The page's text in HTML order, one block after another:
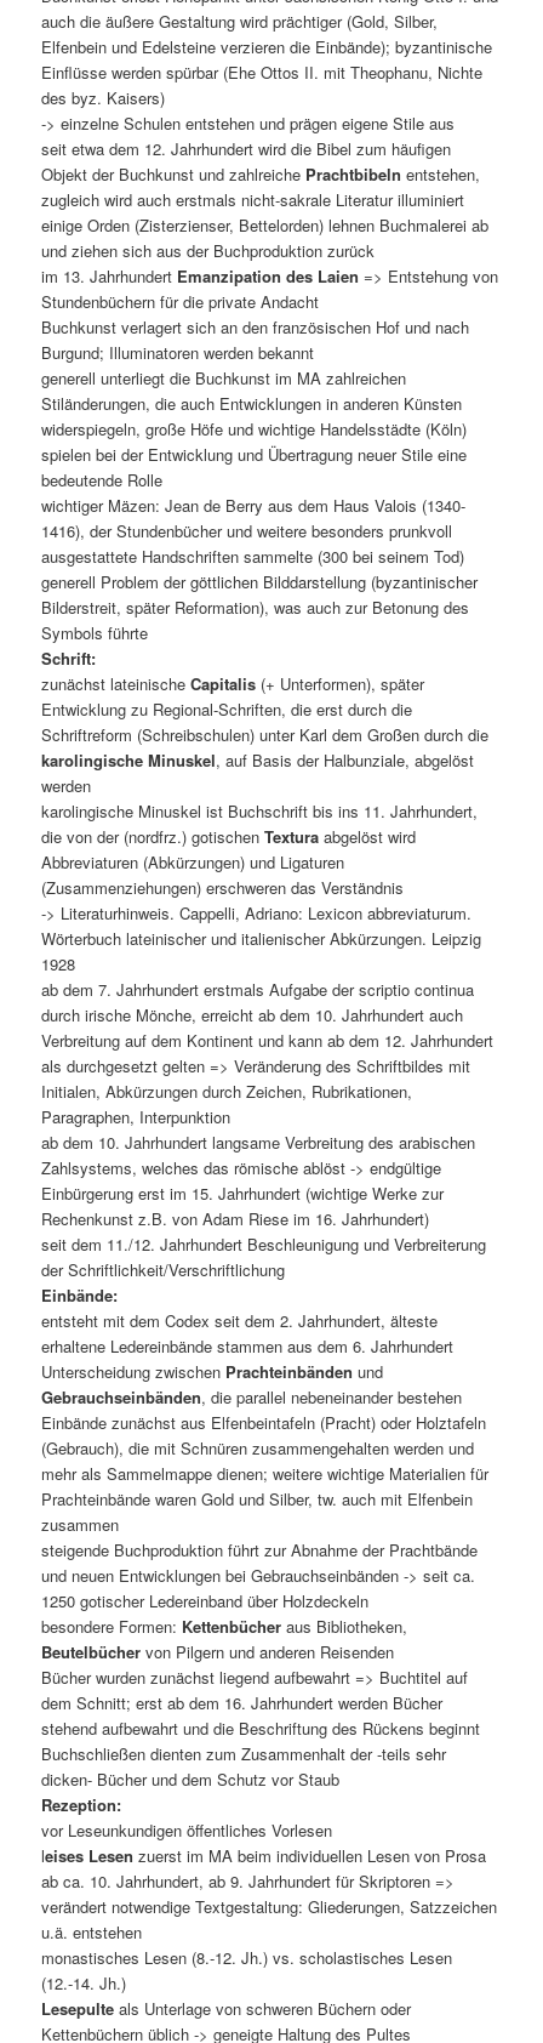
auch die äußere Gestaltung wird prächtiger (Gold, Silber,
Elfenbein und Edelsteine verzieren die Einbände); byzantinische
Einflüsse werden spürbar (Ehe Ottos II. mit Theophanu, Nichte
des byz. Kaisers)
-> einzelne Schulen entstehen und prägen eigene Stile aus
seit etwa dem 12. Jahrhundert wird die Bibel zum häufigen
Objekt der Buchkunst und zahlreiche Prachtbibeln entstehen,
zugleich wird auch erstmals nicht-sakrale Literatur illuminiert
einige Orden (Zisterzienser, Bettelorden) lehnen Buchmalerei ab
und ziehen sich aus der Buchproduktion zurück
im 13. Jahrhundert Emanzipation des Laien => Entstehung von
Stundenbüchern für die private Andacht
Buchkunst verlagert sich an den französischen Hof und nach
Burgund; Illuminatoren werden bekannt
generell unterliegt die Buchkunst im MA zahlreichen
Stiländerungen, die auch Entwicklungen in anderen Künsten
widerspiegeln, große Höfe und wichtige Handelsstädte (Köln)
spielen bei der Entwicklung und Übertragung neuer Stile eine
bedeutende Rolle
wichtiger Mäzen: Jean de Berry aus dem Haus Valois (1340-
1416), der Stundenbücher und weitere besonders prunkvoll
ausgestattete Handschriften sammelte (300 bei seinem Tod)
generell Problem der göttlichen Bilddarstellung (byzantinischer
Bilderstreit, später Reformation), was auch zur Betonung des
Symbols führte
Schrift:
zunächst lateinischeCapitalis (+ Unterformen), später
Entwicklung zu Regional-Schriften, die erst durch die
Schriftreform (Schreibschulen) unter Karl dem Großen durch die
karolingische Minuskel, auf Basis der Halbunziale, abgelöst
werden
karolingische Minuskel ist Buchschrift bis ins 11. Jahrhundert,
die von der (nordfrz.) gotischenTextura abgelöst wird
Abbreviaturen (Abkürzungen) und Ligaturen
(Zusammenziehungen) erschweren das Verständnis
-> Literaturhinweis. Cappelli, Adriano: Lexicon abbreviaturum.
Wörterbuch lateinischer und italienischer Abkürzungen. Leipzig
1928
ab dem 7. Jahrhundert erstmals Aufgabe der scriptio continua
durch irische Mönche, erreicht ab dem 10. Jahrhundert auch
Verbreitung auf dem Kontinent und kann ab dem 12. Jahrhundert
als durchgesetzt gelten => Veränderung des Schriftbildes mit
Initialen, Abkürzungen durch Zeichen, Rubrikationen,
Paragraphen, Interpunktion
ab dem 10. Jahrhundert langsame Verbreitung des arabischen
Zahlsystems, welches das römische ablöst -> endgültige
Einbürgerung erst im 15. Jahrhundert (wichtige Werke zur
Rechenkunst z.B. von Adam Riese im 16. Jahrhundert)
seit dem 11./12. Jahrhundert Beschleunigung und Verbreiterung
der Schriftlichkeit/Verschriftlichung
Einbände:
entsteht mit dem Codex seit dem 2. Jahrhundert, älteste
erhaltene Ledereinbände stammen aus dem 6. Jahrhundert
Unterscheidung zwischen Prachteinbänden und
Gebrauchseinbänden, die parallel nebeneinander bestehen
Einbände zunächst aus Elfenbeintafeln (Pracht) oder Holztafeln
(Gebrauch), die mit Schnüren zusammengehalten werden und
mehr als Sammelmappe dienen; weitere wichtige Materialien für
Prachteinbände waren Gold und Silber, tw. auch mit Elfenbein
zusammen
steigende Buchproduktion führt zur Abnahme der Prachtbände
und neuen Entwicklungen bei Gebrauchseinbänden -> seit ca.
1250 gotischer Ledereinband über Holzdeckeln
besondere Formen: Kettenbücher aus Bibliotheken,
Beutelbücher von Pilgern und anderen Reisenden
Bücher wurden zunächst liegend aufbewahrt => Buchtitel auf
dem Schnitt; erst ab dem 16. Jahrhundert werden Bücher
stehend aufbewahrt und die Beschriftung des Rückens beginnt
Buchschließen dienten zum Zusammenhalt der -teils sehr
dicken- Bücher und dem Schutz vor Staub
Rezeption:
vor Leseunkundigen öffentliches Vorlesen
leises Lesen zuerst im MA beim individuellen Lesen von Prosa
ab ca. 10. Jahrhundert, ab 9. Jahrhundert für Skriptoren =>
verändert notwendige Textgestaltung: Gliederungen, Satzzeichen
u.ä. entstehen
monastisches Lesen (8.-12. Jh.) vs. scholastisches Lesen
(12.-14. Jh.)
Lesepulte als Unterlage von schweren Büchern oder
Kettenbüchern üblich -> geneigte Haltung des Pultes